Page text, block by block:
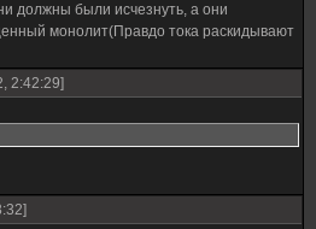
должны были исчезнуть, а они
монолит(Правдо тока раскидывают
2:42:29]